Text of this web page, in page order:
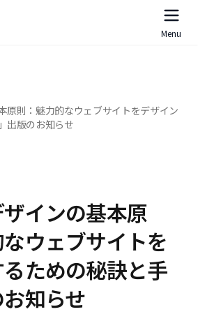
Menu
原則：魅力的なウェブサイトをデザイン
出版のお知らせ
ザインの基本原
ウェブサイトを
ための秘訣と手
知らせ